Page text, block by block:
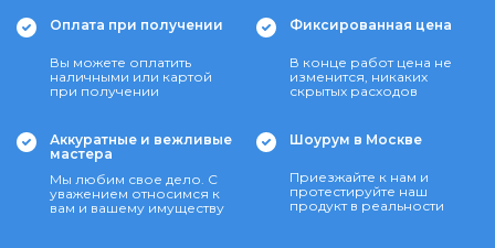
Оплата при получении
Вы можете оплатить
наличными или картой
при получении
Фиксированная цена
В конце работ цена не
изменится, никаких
скрытых расходов
Аккуратные и вежливые
мастера
Мы любим свое дело. С
уважением относимся к
вам и вашему имуществу
Шоурум в Москве
Приезжайте к нам и
протестируйте наш
продукт в реальности